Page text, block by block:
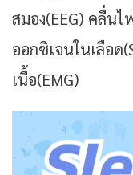
สมอง(EEG) คลื่น
ออกซิเจนในเลือ
เนื้อ(EMG)